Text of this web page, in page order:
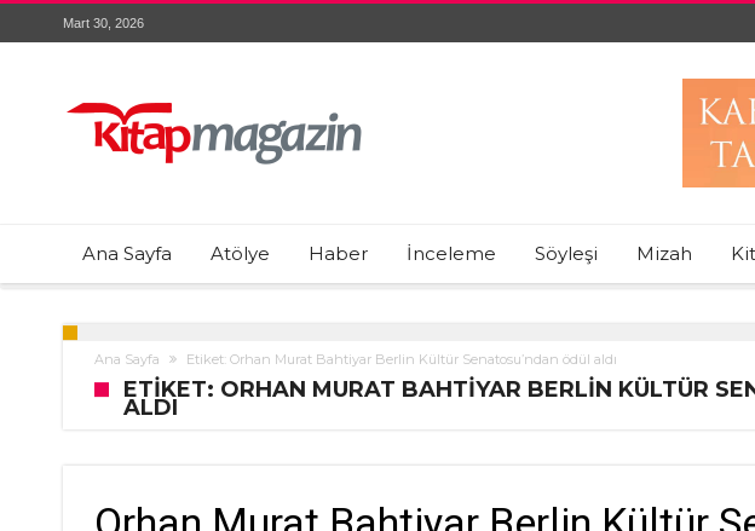
Mart 30, 2026
Ana Sayfa Atölye Haber İnceleme Söyleşi Mizah
Ana Sayfa Etiket: Orhan Murat Bahtiyar Berlin Kültür Senatosu’ndan ödül aldı
ETIKET: ORHAN MURAT BAHTIYAR BERLIN KÜLTÜR
ALDI